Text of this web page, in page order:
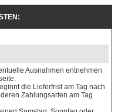
Ausnahmen entnehmen
die Lieferfrist am Tag nach
Zahlungsarten am Tag